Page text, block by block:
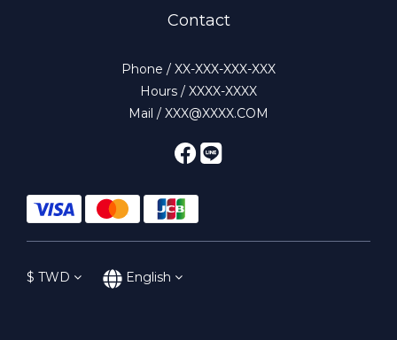
Contact
Phone / XX-XXX-XXX-XXX
Hours / XXXX-XXXX
Mail / XXX@XXXX.COM
$ TWD English